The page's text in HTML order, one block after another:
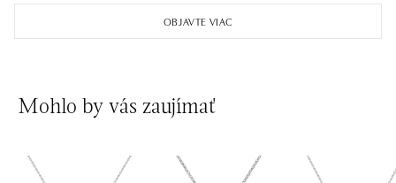
Pařížská 1076/7, 110 00 Praha 1
ALO diamonds Westfield Černý most, Praha 9
Chlumecká 765/6, 198 19 Praha 9
dnes otvorené od 09:00
OBJAVTE VIAC
Mohlo by vás zaujímať